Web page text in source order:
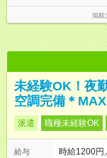
掲載
未経験OK！夜
空調完備＊
派遣 職種未経験OK
給与
時給1200